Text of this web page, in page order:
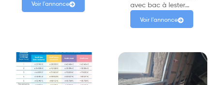
Voir l'annonce
avec bac à lester…
Voir l'annonce